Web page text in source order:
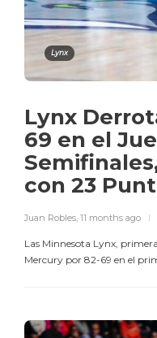
Lynx
Lynx
69 en el
con 23
Juan Robles, 11 months ago
Las Minnesota Lynx,
Mercury por 82-69 en el